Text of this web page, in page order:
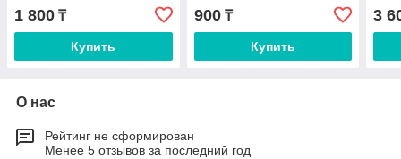
1 800 ₸
Купить
900₸
Купить
3
О нас
Рейтинг не сформирован
Менее 5 отзывов за последний год